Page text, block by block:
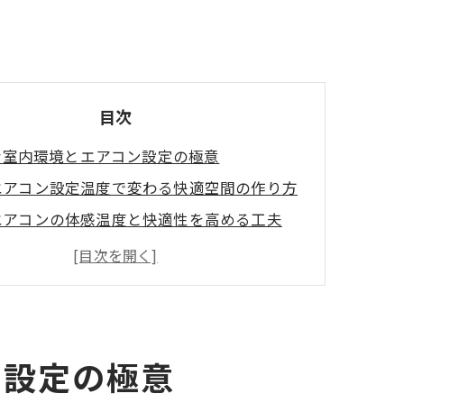
目次
内環境とエアコン設定の極意
コン設定温度で変わる快適空間の作り方
コンの体感温度と快適性を高める工夫
アコン設定温度と室温の差を知る重要性
コン設定温度の最適化が快適さの鍵
コン設定温度による電気代節約の基礎
定の極意